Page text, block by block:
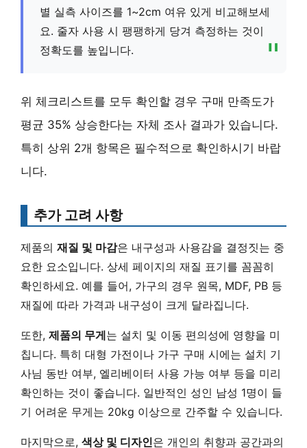
별 실측 사이즈를 1~2cm 여유 있게 비교해보세
요. 줄자 사용 시 팽팽하게 당겨 측정하는 것이
정확도를 높입니다.
위 체크리스트를 모두 확인할 경우 구매 만족도가
평균 35% 상승한다는 자체 조사 결과가 있습니다.
특히 상위 2개 항목은 필수적으로 확인하시기 바랍
니다.
추가 고려 사항
제품의 재질 및 마감은 내구성과 사용감을 결정짓는 중
요한 요소입니다. 상세 페이지의 재질 표기를 꼼꼼히
확인하세요. 예를 들어, 가구의 경우 원목, MDF, PB 등
재질에 따라 가격과 내구성이 크게 달라집니다.
또한, 제품의 무게는 설치 및 이동 편의성에 영향을 미
칩니다. 특히 대형 가전이나 가구 구매 시에는 설치 기
사님 동반 여부, 엘리베이터 사용 가능 여부 등을 미리
확인하는 것이 좋습니다. 일반적인 성인 남성 1명이 들
기 어려운 무게는 20kg 이상으로 간주할 수 있습니다.
마지막으로, 색상 및 디자인은 개인의 취향과 공간과의